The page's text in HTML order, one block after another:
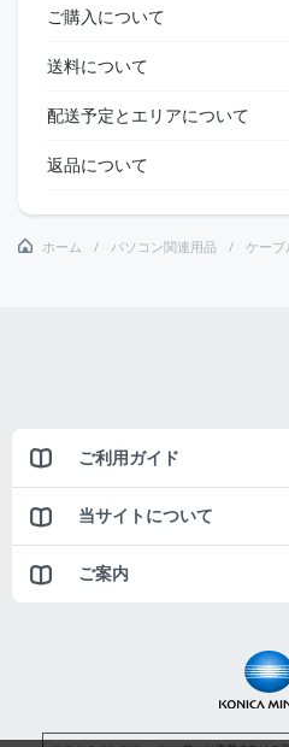
ご購入について
送料について
配送予定とエリアについて
返品について
ホーム パソコン関連用品 ケー
ご利用ガイド
当サイトについて
ご案内